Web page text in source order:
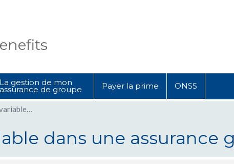
La gestion de mon
assurance de groupe Payer la prime ONSS
La rémunération variable dans une assurance groupe : une excellente idée !
dans une assurance